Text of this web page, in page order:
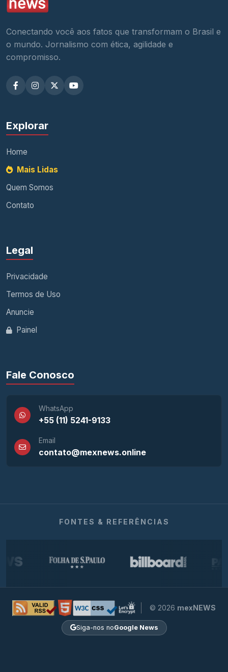
Conectando você aos fatos que transformam o Brasil e
o mundo. Jornalismo com ética, agilidade e
compromisso.
Explorar
Home
Mais Lidas
Quem Somos
Contato
Legal
Privacidade
Termos de Uso
Anuncie
Painel
Fale Conosco
WhatsApp
+55 (11) 5241-9133
Email
contato@mexnews.online
FONTES & REFERÊNCIAS
© 2026 mexNEWS
Siga-nos noGoogle News